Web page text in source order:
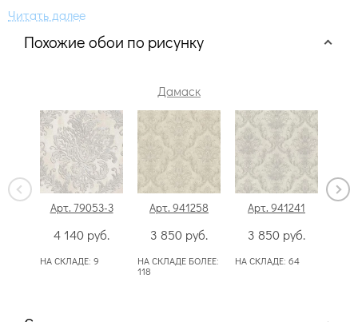
Похожие обои по рисунку
Дамаск
Арт. 79053-3
4 140 руб.
НА СКЛАДЕ: 9
Арт. 941258
3 850 руб.
НА СКЛАДЕ БОЛЕЕ:
118
Арт. 941241
3 850 руб.
НА СКЛАДЕ: 64